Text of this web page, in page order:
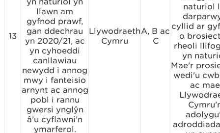
13
llawn am
gyfnod prawf,
gan ddechrau
yn 2020/21, ac
yn cyhoeddi
canllawiau
newydd i annog
mwy i fanteisio
arnynt ac annog
pobl i rannu
gwersi ynglŷn
â’u cyflawni’n
ymarferol.
Llywodraeth
Cymru
A, B ac
C
naturiol
cyllid ar
o
rheoli
yn
Mae'r
wedi'u
ac mae